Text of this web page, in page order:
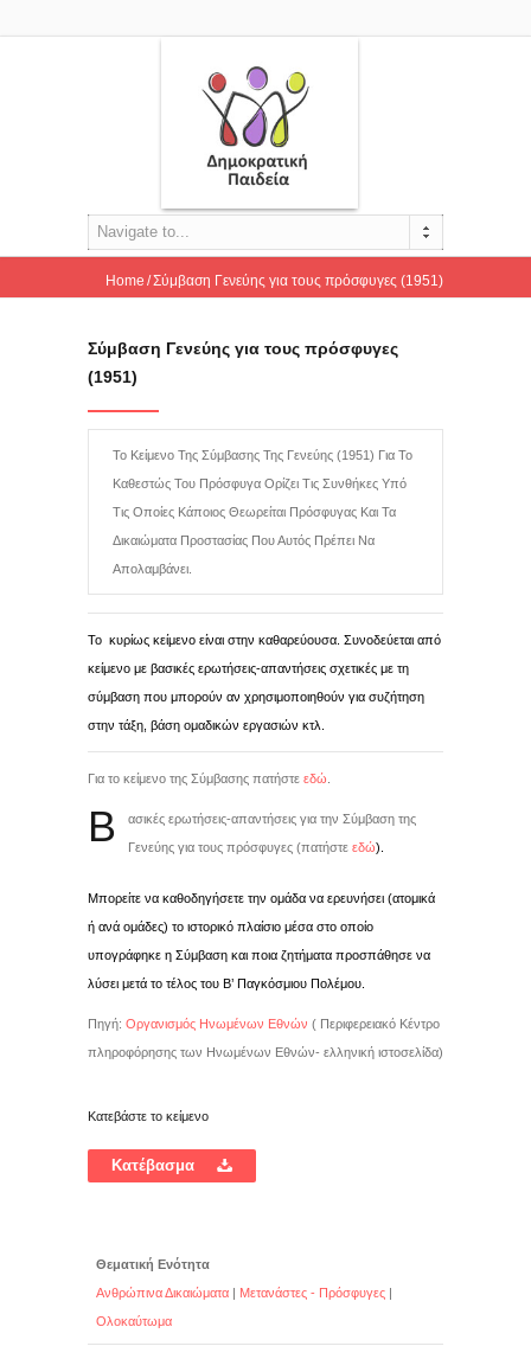
Navigate to...
Home Σύμβαση Γενεύης για τους πρόσφυγες (1951)
Σύμβαση Γενεύης για τους πρόσφυγες
(1951)
Το Κείμενο Της Σύμβασης Της Γενεύης (1951) Για Το
Καθεστώς Του Πρόσφυγα Ορίζει Τις Συνθήκες Υπό
Τις Οποίες Κάποιος Θεωρείται Πρόσφυγας Και Τα
Δικαιώματα Προστασίας Που Αυτός Πρέπει Να
Απολαμβάνει.
Το κυρίως κείμενο είναι στην καθαρεύουσα. Συνοδεύεται από
κείμενο με βασικές ερωτήσεις-απαντήσεις σχετικές με τη
σύμβαση που μπορούν αν χρησιμοποιηθούν για συζήτηση
στην τάξη, βάση ομαδικών εργασιών κτλ.
Για το κείμενο της Σύμβασης πατήστε εδώ
Β
ασικές ερωτήσεις-απαντήσεις για την Σύμβαση της
Γενεύης για τους πρόσφυγες (πατήστε εδώ).
Μπορείτε να καθοδηγήσετε την ομάδα να ερευνήσει (ατομικά
ή ανά ομάδες) το ιστορικό πλαίσιο μέσα στο οποίο
υπογράφηκε η Σύμβαση και ποια ζητήματα προσπάθησε να
λύσει μετά το τέλος του B’ Παγκόσμιου Πολέμου.
Πηγή: Οργανισμός Ηνωμένων Εθνών ( Περιφερειακό Κέντρο
πληροφόρησης των Ηνωμένων Εθνών- ελληνική ιστοσελίδα)
Κατεβάστε το κείμενο
Κατέβασμα
Θεματική Ενότητα
Ανθρώπινα Δικαιώματα | Μετανάστες - Πρόσφυγες |
Ολοκαύτωμα